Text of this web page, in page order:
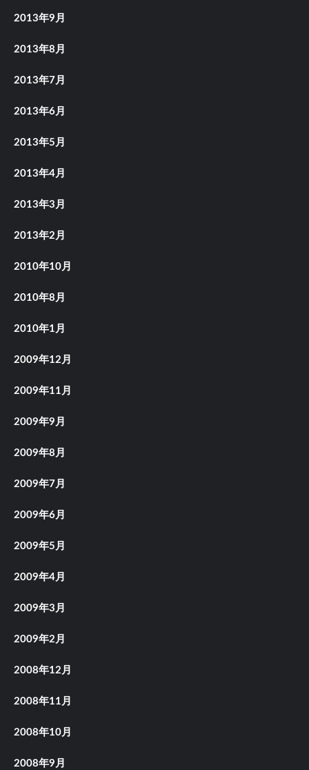
2013年9月
2013年8月
2013年7月
2013年6月
2013年5月
2013年4月
2013年3月
2013年2月
2010年10月
2010年8月
2010年1月
2009年12月
2009年11月
2009年9月
2009年8月
2009年7月
2009年6月
2009年5月
2009年4月
2009年3月
2009年2月
2008年12月
2008年11月
2008年10月
2008年9月